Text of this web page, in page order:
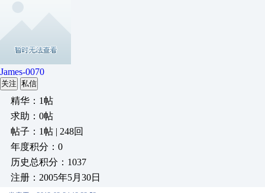
James-0070
关注 私信
精华：1帖
求助：0帖
帖子：1帖 | 248回
年度积分：0
历史总积分：1037
注册：2005年5月30日